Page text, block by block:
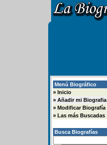
Menú Biográfico
» Inicio
» Añadir mi Biografia
» Modificar Biografía
» Las más Buscadas
Busca Biografías